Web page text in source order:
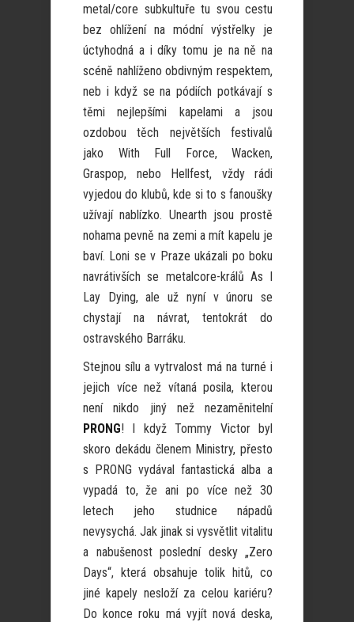
metal/core subkultuře tu svou cestu
bez ohlížení na módní výstřelky je
úctyhodná a i díky tomu je na ně na
scéně nahlíženo obdivným respektem,
neb i když se na pódiích potkávají s
těmi nejlepšími kapelami a jsou
ozdobou těch největších festivalů
jako With Full Force, Wacken,
Graspop, nebo Hellfest, vždy rádi
vyjedou do klubů, kde si to s fanoušky
užívají nablízko. Unearth jsou prostě
nohama pevně na zemi a mít kapelu je
baví. Loni se v Praze ukázali po boku
navrátivších se metalcore-králů As I
Lay Dying, ale už nyní v únoru se
chystají na návrat, tentokrát do
ostravského Barráku.
Stejnou sílu a vytrvalost má na turné i
jejich více než vítaná posila, kterou
není nikdo jiný než nezaměnitelní
PRONG! I když Tommy Victor byl
skoro dekádu členem Ministry, přesto
s PRONG vydával fantastická alba a
vypadá to, že ani po více než 30
letech jeho studnice nápadů
nevysychá. Jak jinak si vysvětlit vitalitu
a nabušenost poslední desky „Zero
Days“, která obsahuje tolik hitů, co
jiné kapely nesloží za celou kariéru?
Do konce roku má vyjít nová deska,